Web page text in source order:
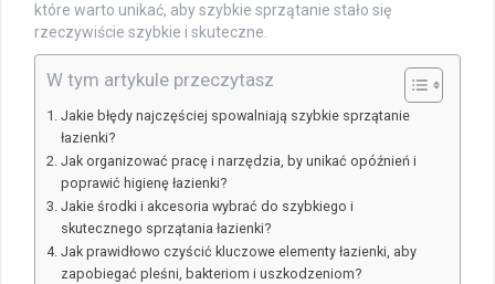
które warto unikać, aby szybkie sprzątanie stało się
rzeczywiście szybkie i skuteczne.
W tym artykule przeczytasz
Jakie błędy najczęściej spowalniają szybkie sprzątanie
łazienki?
Jak organizować pracę i narzędzia, by unikać opóźnień i
poprawić higienę łazienki?
Jakie środki i akcesoria wybrać do szybkiego i
skutecznego sprzątania łazienki?
Jak prawidłowo czyścić kluczowe elementy łazienki, aby
zapobiegać pleśni, bakteriom i uszkodzeniom?